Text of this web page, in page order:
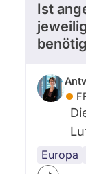
Ist
Europa